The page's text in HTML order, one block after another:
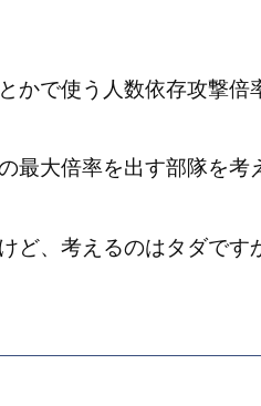
かで使う人数依存攻撃倍
最大倍率を出す部隊を考
ど、考えるのはタダです